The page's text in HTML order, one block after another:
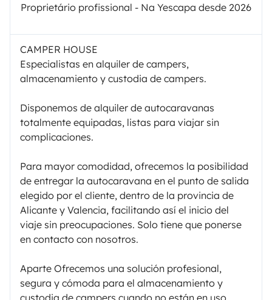
Proprietário profissional - Na Yescapa desde 2026
CAMPER HOUSE
Especialistas en alquiler de campers,
almacenamiento y custodia de campers.
Disponemos de alquiler de autocaravanas
totalmente equipadas, listas para viajar sin
complicaciones.
Para mayor comodidad, ofrecemos la posibilidad
de entregar la autocaravana en el punto de salida
elegido por el cliente, dentro de la provincia de
Alicante y Valencia, facilitando así el inicio del
viaje sin preocupaciones. Solo tiene que ponerse
en contacto con nosotros.
Aparte Ofrecemos una solución profesional,
segura y cómoda para el almacenamiento y